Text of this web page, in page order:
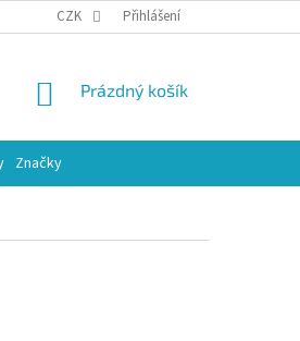
CZK Přihlášení
NÁKUPNÍ
Prázdný košík
Značky